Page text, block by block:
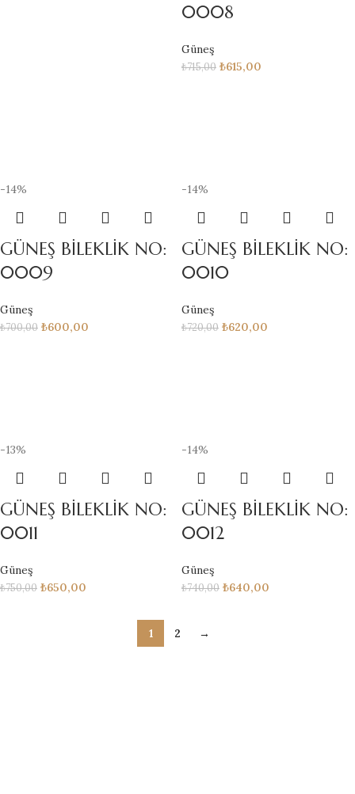
0008
Güneş
₺715,00 ₺615,00
-14%
GÜNEŞ BİLEKLİK NO:
0009
Güneş
₺700,00 ₺600,00
-14%
GÜNEŞ BİLEKLİK NO:
0010
Güneş
₺720,00 ₺620,00
-13%
GÜNEŞ BİLEKLİK NO:
0011
Güneş
₺750,00 ₺650,00
-14%
GÜNEŞ BİLEKLİK NO:
0012
Güneş
₺740,00 ₺640,00
1 2 →